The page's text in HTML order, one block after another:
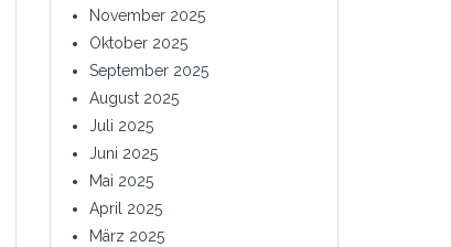
November 2025
Oktober 2025
September 2025
August 2025
Juli 2025
Juni 2025
Mai 2025
April 2025
März 2025